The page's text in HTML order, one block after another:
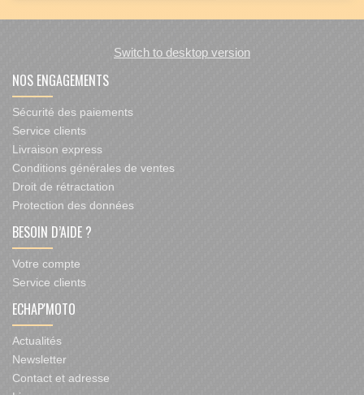
Switch to desktop version
NOS ENGAGEMENTS
Sécurité des paiements
Service clients
Livraison express
Conditions générales de ventes
Droit de rétractation
Protection des données
BESOIN D’AIDE ?
Votre compte
Service clients
ECHAP'MOTO
Actualités
Newsletter
Contact et adresse